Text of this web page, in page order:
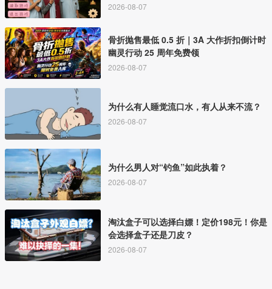
2026-08-07
骨折抛售最低 0.5 折｜3A 大作折扣倒计时
幽灵行动 25 周年免费领
2026-08-07
为什么有人睡觉流口水，有人从来不流？
2026-08-07
为什么男人对“钓鱼”如此执着？
2026-08-07
淘汰盒子可以选择白嫖！定价198元！你是
会选择盒子还是刀皮？
2026-08-07